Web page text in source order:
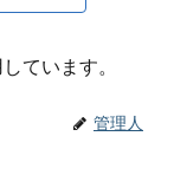
ています。
管理人